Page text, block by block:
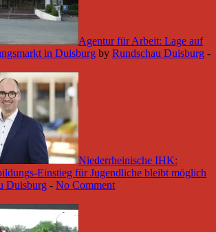
Agentur für Arbeit: Lage auf
in Duisburg by Rundschau Duisburg -
Niederrheinische IHK:
Einstieg für Jugendliche bleibt möglich
Duisburg - No Comment